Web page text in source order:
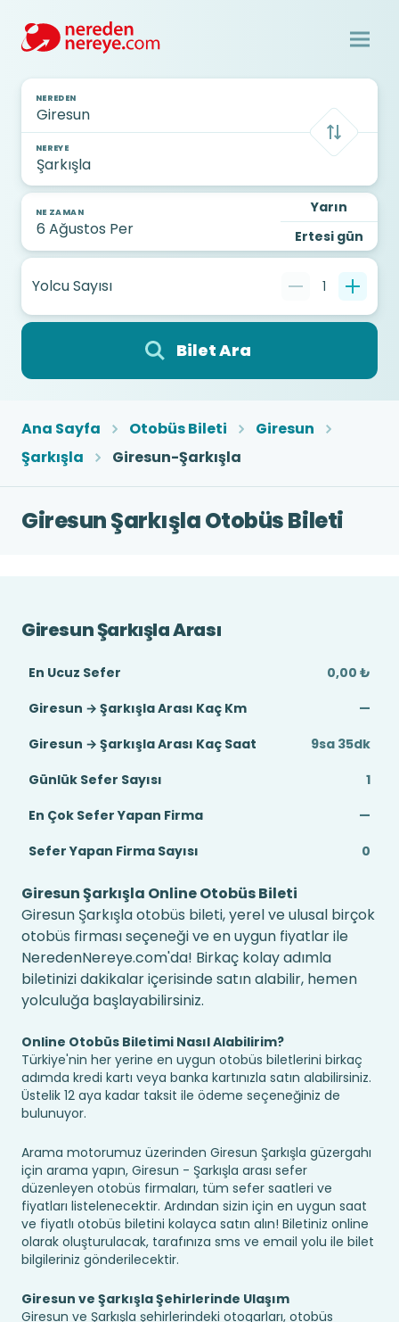
NEREDEN
NEREYE
NE ZAMAN
Yarın
Ertesi gün
Yolcu Sayısı 1
Bilet Ara
Ana Sayfa Otobüs Bileti
Giresun
Şarkışla
Giresun-Şarkışla
Giresun Şarkışla Otobüs Bileti
Giresun Şarkışla Arası
En Ucuz Sefer
0,00 ₺
Giresun → Şarkışla Arası Kaç Km
—
Giresun → Şarkışla Arası Kaç Saat
9sa 35dk
Günlük Sefer Sayısı
1
En Çok Sefer Yapan Firma
—
Sefer Yapan Firma Sayısı
0
Giresun Şarkışla Online Otobüs Bileti
Giresun Şarkışla otobüs bileti, yerel ve ulusal birçok
otobüs firması seçeneği ve en uygun fiyatlar ile
NeredenNereye.com'da! Birkaç kolay adımla
biletinizi dakikalar içerisinde satın alabilir, hemen
yolculuğa başlayabilirsiniz.
Online Otobüs Biletimi Nasıl Alabilirim?
Türkiye'nin her yerine en uygun otobüs biletlerini birkaç
adımda kredi kartı veya banka kartınızla satın alabilirsiniz.
Üstelik 12 aya kadar taksit ile ödeme seçeneğiniz de
bulunuyor.
Arama motorumuz üzerinden Giresun Şarkışla güzergahı
için arama yapın, Giresun - Şarkışla arası sefer
düzenleyen otobüs firmaları, tüm sefer saatleri ve
fiyatları listelenecektir. Ardından sizin için en uygun saat
ve fiyatlı otobüs biletini kolayca satın alın! Biletiniz online
olarak oluşturulacak, tarafınıza sms ve email yolu ile bilet
bilgileriniz gönderilecektir.
Giresun ve Şarkışla Şehirlerinde Ulaşım
Giresun ve Şarkışla şehirlerindeki otogarları, otobüs